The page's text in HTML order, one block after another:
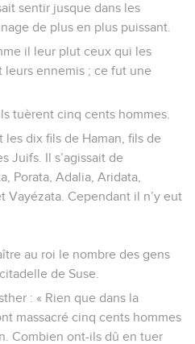
sentir jusque dans les
de plus en plus puissant.
il leur plut ceux qui les
leurs ennemis ; ce fut une
tuèrent cinq cents hommes.
dix fils de Haman, fils de
Juifs. Il s’agissait de
Porata, Adalia, Aridata,
Vayézata. Cependant il n’y eut
au roi le nombre des gens
de Suse.
: « Rien que dans la
massacré cinq cents hommes
Combien ont-ils dû en tuer